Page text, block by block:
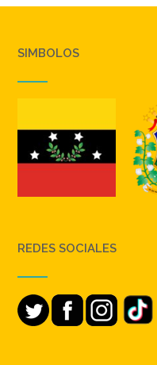
SIMBOLOS
REDES SOCIALES